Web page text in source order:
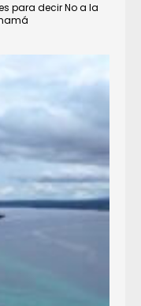
para decir No a la